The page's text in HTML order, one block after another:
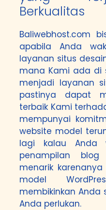
Berkualitas
Baliwebhost.com
apabila Anda
layanan situs
mana Kami ada di
menjadi layanan
pastinya dapat
terbaik Kami
mempunyai
website model
lagi kalau Anda
penampilan
menarik
model
membikinkan Anda
Anda perlukan.